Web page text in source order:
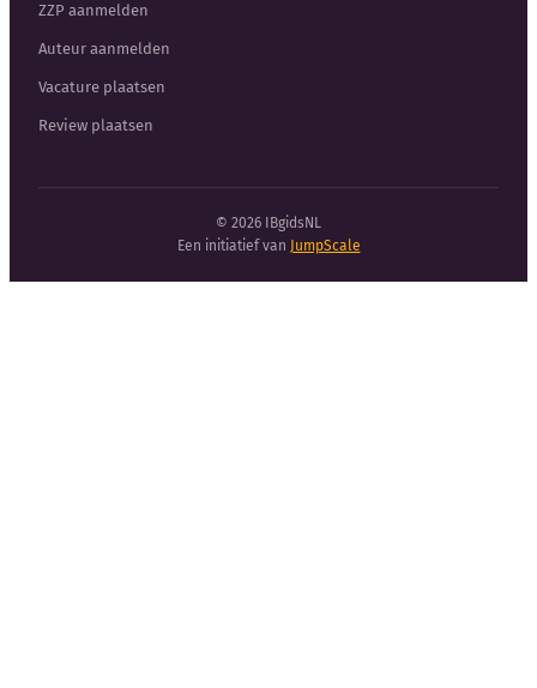
ZZP aanmelden
Auteur aanmelden
Vacature plaatsen
Review plaatsen
© 2026 IBgidsNL
Een initiatief van JumpScale